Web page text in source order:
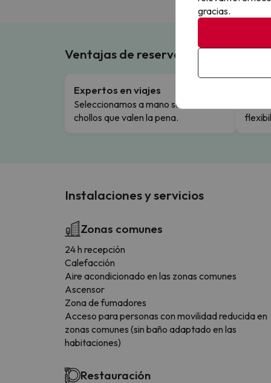
Ventajas de reservar en
Expertos en viajes
Seleccionamos a mano solo los
chollos que valen la pena.
Instalaciones y servicios
Zonas comunes
24 h recepción
Calefacción
Aire acondicionado en las zonas comunes
Ascensor
Zona de fumadores
Acceso para personas con movilidad reducida en
zonas comunes (sin baño adaptado en las
habitaciones)
Restauración
gracias.